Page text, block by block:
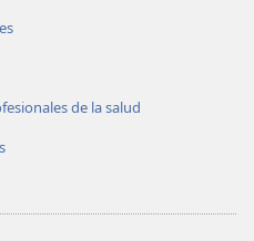
de la salud